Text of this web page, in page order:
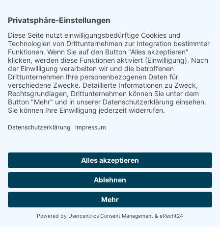
Förderung
© 1987 – 2025
Storchenhof Loburg e.V.
Alle Rechte vorbehalten.
Cookie-Einstellungen
Navigation überspringen
Impressum
Haftungsausschluss
Facebook
YouTube